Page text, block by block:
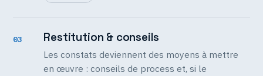
03 Restitution & conseils
Les constats deviennent des moyens à mettre
en œuvre : conseils de process et, si le